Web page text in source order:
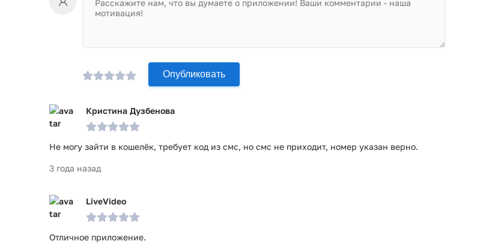
Опубликовать
Кристина Дузбенова
Не могу зайти в кошелёк, требует код из смс, но смс не приходит, номер указан верно.
3 года назад
LiveVideo
Отличное приложение.